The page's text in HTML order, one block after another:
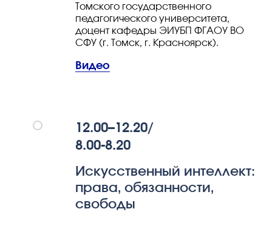
Томского государственного
педагогического университета,
доцент кафедры ЭИУБП ФГАОУ ВО
СФУ (г. Томск, г. Красноярск).
Видео
12.00–12.20/
8.00-8.20
Искусственный интеллект:
права, обязанности,
свободы